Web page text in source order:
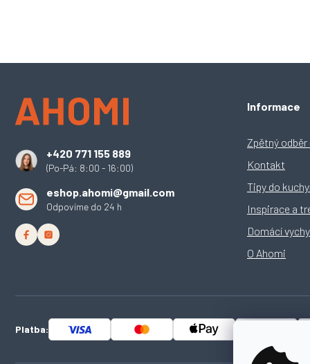
+420 771 155 889
(Po-Pá: 8:00 - 16:00)
eshop.ahomi@gmail.com
Odpovíme do 24 h
Informace
Zpětný
Kontakt
Tipy do
Inspirace a
Domácí
O Ahomi
Platba: